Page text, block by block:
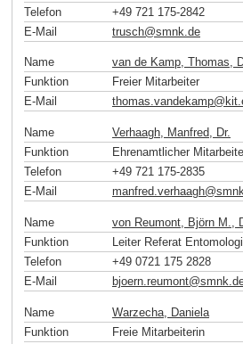
Telefon
+49 721 175-2842
E-Mail
trusch@smnk de
Name
van de Kamp, Thomas,
Funktion
Freier Mitarbeiter
E-Mail
thomas.vandekamp@ kit.
Name
Verhaagh, Manfred, Dr.
Funktion
Ehrenamtlicher
Telefon
+49 721 175-2835
E-Mail
manfred.verhaagh@
Name
von Reumont, Björn M.,
Funktion
Leiter Referat
Telefon
+49 0721 175 2828
E-Mail
bjoern.reumont@smnk
Name
Warzecha, Daniela
Funktion
Freie Mitarbeiterin